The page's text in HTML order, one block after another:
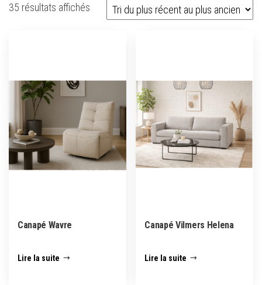
35 résultats affichés
Canapé Wavre
Lire la suite
Canapé Vilmers Helena
Lire la suite